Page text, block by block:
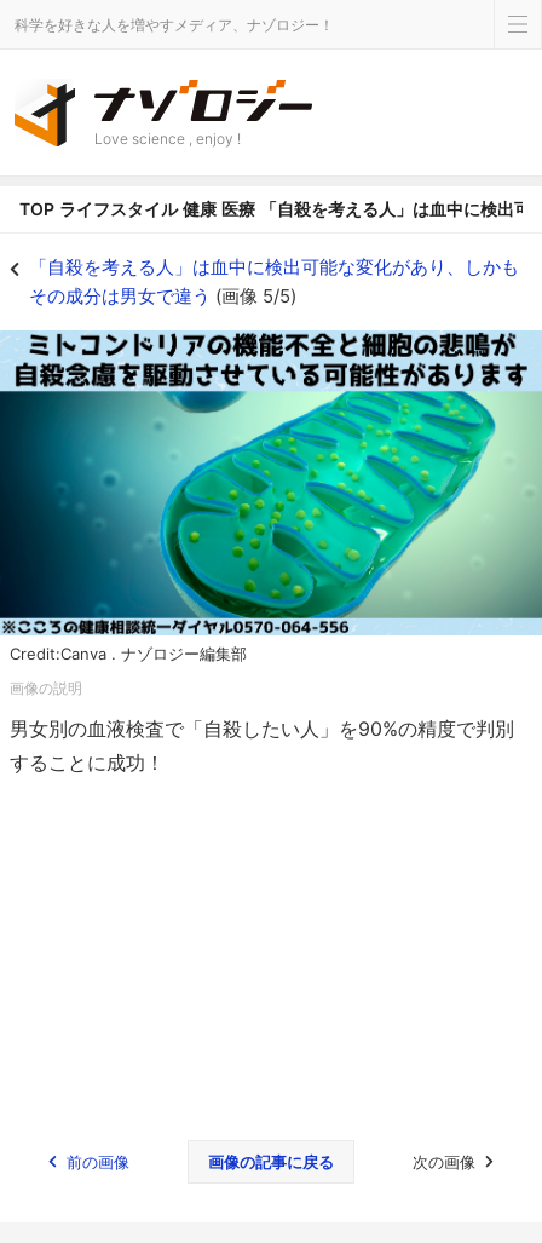
科学を好きな人を増やすメディア、ナゾロジー！
Love science , enjoy !
TOP ライフスタイル 健康 医療 「自殺を考える人」は血中に検出
「自殺を考える人」は血中に検出可能な変化があり、しかも
その成分は男女で違う (画像 5/5)
Credit:Canva . ナゾロジー編集部
男女別の血液検査で「自殺したい人」を90%の精度で判別
することに成功！
前の画像 画像の記事に戻る 次の画像